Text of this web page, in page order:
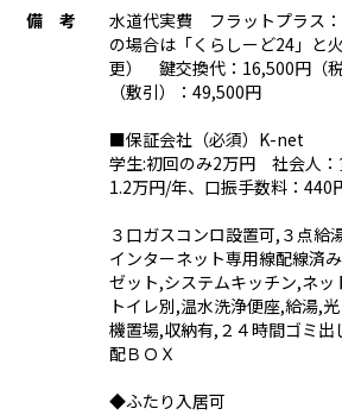
備 考
水道代実費 フラットプラス
の場合は「くらしーど24」と
更） 鍵交換代：16,500円（
（敷引）：49,500円
■保証会社（必須）K-net
学生:初回のみ2万円 社会人：
1.2万円/年、口振手数料：440
３口ガスコンロ設置可,３点給
インターネット専用線配線済
ゼット,システムキッチン,ネッ
トイレ別,温水洗浄便座,給湯,
機置場,収納有,２４時間ゴミ
配ＢＯＸ
◆ふたり入居可